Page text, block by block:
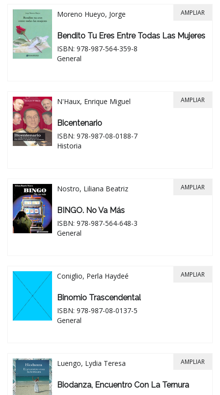
Moreno Hueyo, Jorge
Bendito Tu Eres Entre Todas Las Mujeres
ISBN: 978-987-564-359-8
General
AMPLIAR
N'Haux, Enrique Miguel
Bicentenario
ISBN: 978-987-08-0188-7
Historia
AMPLIAR
Nostro, Liliana Beatriz
BINGO. No Va Más
ISBN: 978-987-564-648-3
General
AMPLIAR
Coniglio, Perla Haydeé
Binomio Trascendental
ISBN: 978-987-08-0137-5
General
AMPLIAR
Luengo, Lydia Teresa
Biodanza, Encuentro Con La Ternura
AMPLIAR